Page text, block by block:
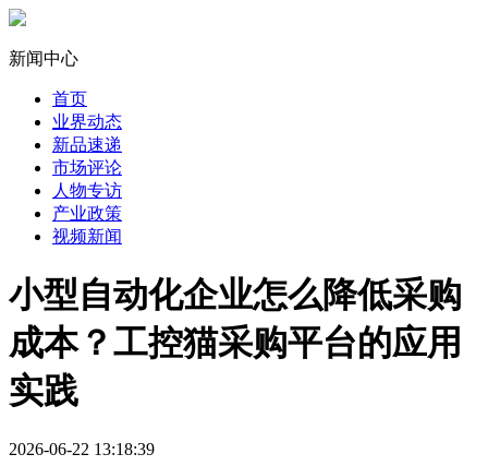
新闻中心
首页
业界动态
新品速递
市场评论
人物专访
产业政策
视频新闻
小型自动化企业怎么降低采购
成本？工控猫采购平台的应用
实践
2026-06-22 13:18:39